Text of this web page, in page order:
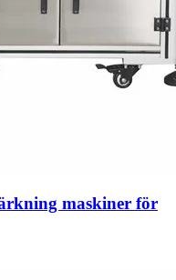
maskiner för